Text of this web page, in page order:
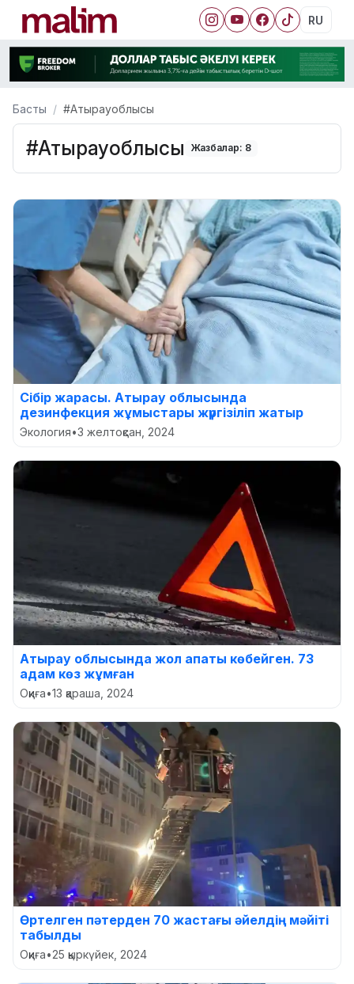
RU
Басты #Атырауоблысы
#Атырауоблысы Жазбалар: 8
Сібір жарасы. Атырау облысында
дезинфекция жұмыстары жүргізіліп жатыр
Экология•3 желтоқсан, 2024
Атырау облысында жол апаты көбейген. 73
адам көз жұмған
Оқиға•13 қараша, 2024
Өртелген пәтерден 70 жастағы әйелдің мәйіті
табылды
Оқиға•25 қыркүйек, 2024